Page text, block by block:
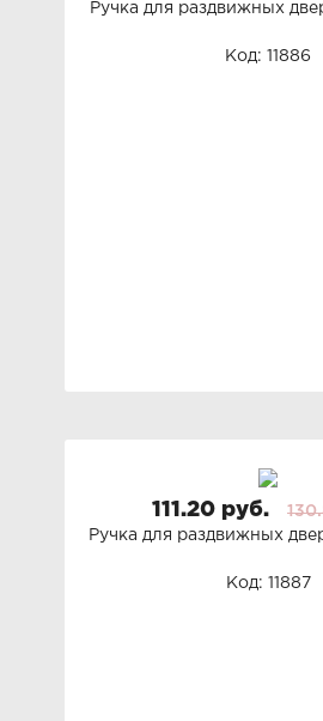
Ручка для раздвижных
Код: 11886
111.20 руб.
Ручка для раздвижных
Код: 11887